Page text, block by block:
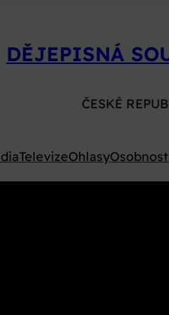
DĚJEPISNÁ
ČESKÉ
TelevizeOhlasy